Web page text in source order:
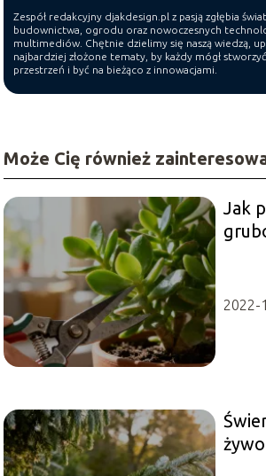
Zespół redakcyjny djakdesign.pl z pasją zgłębia
budownictwa, ogrodu oraz nowoczesnych
multimediów. Chętnie dzielimy się naszą wiedzą,
najbardziej złożone tematy, by każdy mógł
przestrzeń i być na bieżąco z innowacjami.
Może Cię również
Jak
2022-